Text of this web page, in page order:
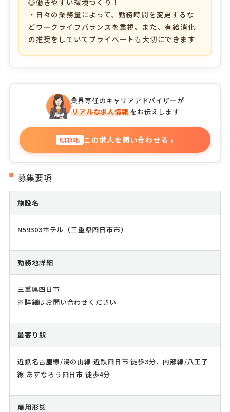
◎働きやすい環境つくり！
・日々の業務量によって、勤務時間を変更するな
どワークライフバランスを重視。また、有給消化
の推奨をしていてプライベートも大切にできます
業界専任のキャリアアドバイザーが
リアルな求人情報をお伝えします
無料30秒 この求人を問い合わせる ›
募集要項
施設名
N59303ホテル（三重県四日市市）
勤務地詳細
三重県四日市
※詳細はお問い合わせください
最寄り駅
近鉄名古屋線/湯の山線 近鉄四日市 徒歩3分、内部線/八王子
線 あすなろう四日市 徒歩4分
雇用形態